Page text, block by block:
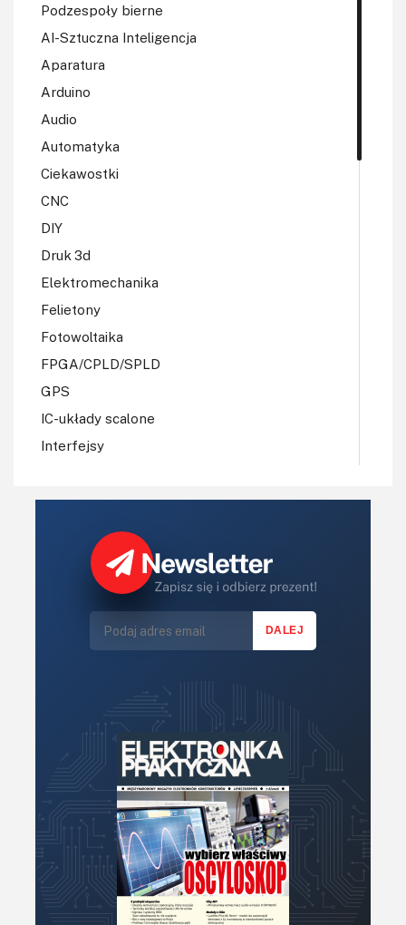
Podzespoły bierne
AI-Sztuczna Inteligencja
Aparatura
Arduino
Audio
Automatyka
Ciekawostki
CNC
DIY
Druk 3d
Elektromechanika
Felietony
Fotowoltaika
FPGA/CPLD/SPLD
GPS
IC-układy scalone
Interfejsy
Koła Naukowe
LED/LCD/OLED
Mechatronika
Optoelektronika
PCB/Montaż
Podstawy elektroniki
Podzespoły bierne
Półprzewodniki
Pomiary i testy